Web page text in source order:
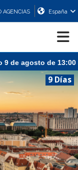
AGENCIAS España
agosto de 13:00 a
9 Días